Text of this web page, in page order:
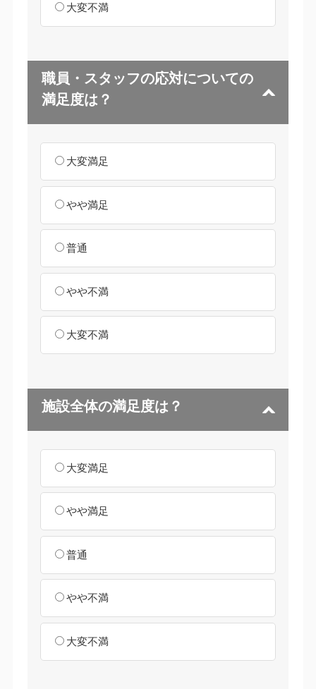
大変不満
職員・スタッフの応対についての
満足度は？
大変満足
やや満足
普通
やや不満
大変不満
施設全体の満足度は？
大変満足
やや満足
普通
やや不満
大変不満